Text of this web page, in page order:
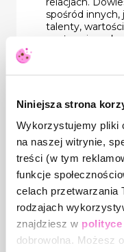
Niniejsza strona
Wykorzystujemy pliki
na naszej witrynie,
treści (w tym
funkcje
celach przetwarzania
rodzajach
znajdziesz w
dobrowolna. Możesz
spośród innych,
talenty,
możesz je
większą
wiedzę w
lepszej
trafniejsze
budowanie
a nie
– to mapa
Nie przegap
pokazujące nie
dlaczego
Nie czekaj!
odkryj, jak
Twoje mocne